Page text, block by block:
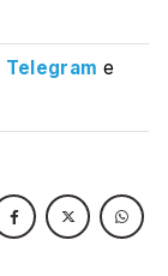
Telegram e